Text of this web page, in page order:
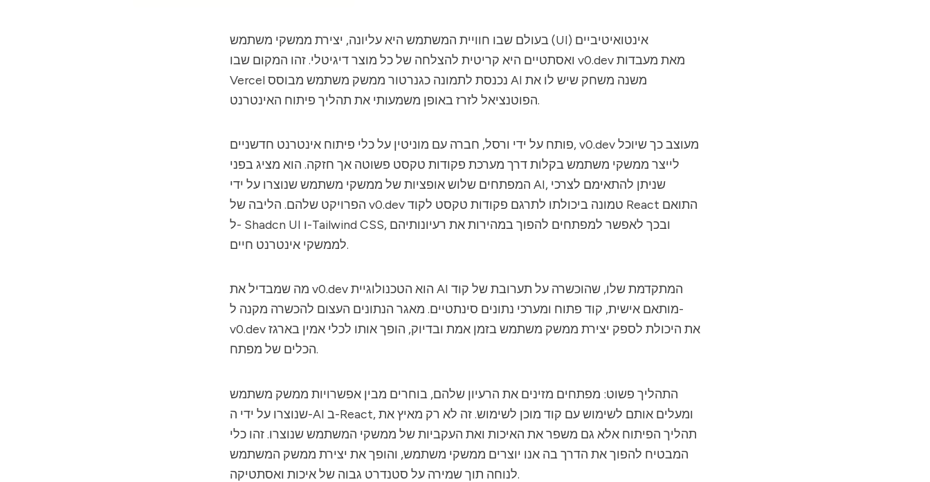
בעולם שבו חוויית המשתמש היא עליונה, יצירת ממשקי משתמש (UI) אינטואיטיביים
v0.dev
Vercel נכנסת לתמונה כגנרטור ממשק משתמש מבוסס AI משנה משחק שיש לו את
הפוטנציאל לזרז באופן משמעותי את תהליך פיתוח האינטרנט.
פותח על ידי ורסל, חברה עם מוניטין על כלי פיתוח אינטרנט חדשניים,v0.dev
לייצר ממשקי משתמש בקלות דרך מערכת פקודות טקסט פשוטה אך חזקה. הוא מציג בפני
המפתחים שלוש אופציות של ממשקי משתמש שנוצרו על ידי AI, שניתן להתאימם לצרכי
v0.dev
ל- Shadcn UI ו-Tailwind CSS, ובכך לאפשר למפתחים להפוך במהירות את רעיונותיהם
לממשקי אינטרנט חיים.
v0.dev
מותאם אישית, קוד פתוח ומערכי נתונים סינתטיים. מאגר הנתונים העצום להכשרה מקנה ל-
v0.dev
הכלים של מפתח.
התהליך פשוט: מפתחים מזינים את הרעיון שלהם, בוחרים מבין אפשרויות ממשק משתמש
שנוצרו על ידי ה-AI ב-React, ומעלים אותם לשימוש עם קוד מוכן לשימוש. זה לא רק מאיץ את
תהליך הפיתוח אלא גם משפר את האיכות ואת העקביות של ממשקי המשתמש שנוצרו. זהו כלי
המבטיח להפוך את הדרך בה אנו יוצרים ממשקי משתמש, והופך את יצירת ממשק המשתמש
לנוחה תוך שמירה על סטנדרט גבוה של איכות ואסתטיקה.